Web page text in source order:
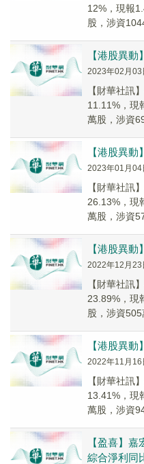
12%，現報
股，涉資
【港股異
2023年02月03
【財華社訊
11.11%，現
萬股，涉資
【港股異
2023年01月04
【財華社訊
26.13%，現
萬股，涉資
【港股異
2022年12月23
【財華社訊
23.89%，現
股，涉資505
【港股異
2022年11月16
【財華社訊
13.41%，現
萬股，涉資
【盈喜】
綜合淨利同